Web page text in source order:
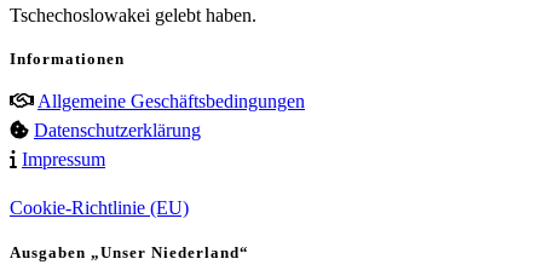
Tschechoslowakei gelebt haben.
Informationen
Allgemeine Geschäftsbedingungen
Datenschutzerklärung
Impressum
Cookie-Richtlinie (EU)
Ausgaben „Unser Niederland“